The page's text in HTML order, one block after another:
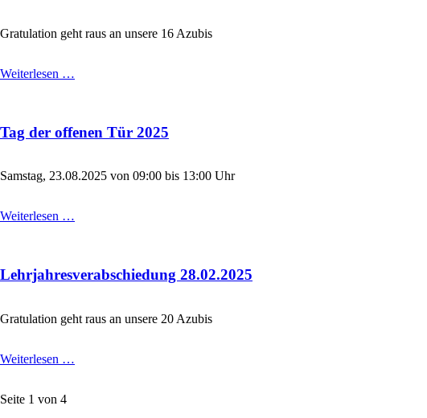
Gratulation geht raus an unsere 16 Azubis
Weiterlesen …
Tag der offenen Tür 2025
Samstag, 23.08.2025 von 09:00 bis 13:00 Uhr
Weiterlesen …
2025
Lehrjahresverabschiedung 28.02.2025
Gratulation geht raus an unsere 20 Azubis
Weiterlesen …
Seite 1 von 4